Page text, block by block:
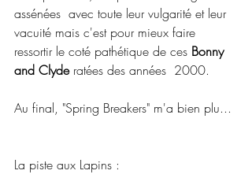
assénées  avec toute leur vulgarité et leur
vacuité mais c'est pour mieux faire
ressortir le coté pathétique de ces Bonny
and Clyde ratées des années  2000.
Au final, "Spring Breakers" m'a bien plu...
La piste aux Lapins :